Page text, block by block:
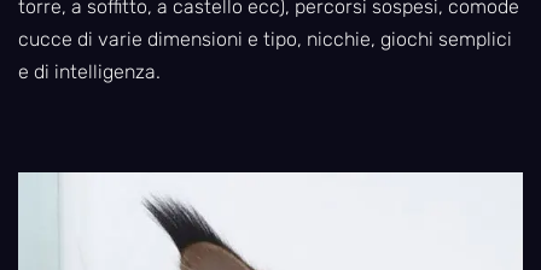
torre, a soffitto, a castello ecc), percorsi sospesi, comode
cucce di varie dimensioni e tipo, nicchie, giochi semplici
e di intelligenza.